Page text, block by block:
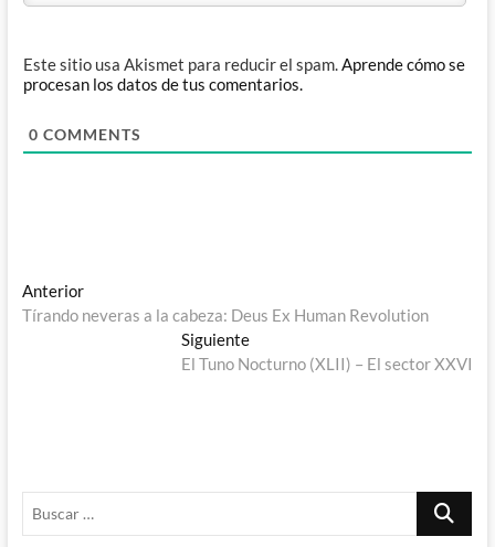
Este sitio usa Akismet para reducir el spam.Aprende cómo se
procesan los datos de tus comentarios.
0 COMMENTS
Navegación
de
AnteriorEntrada
anterior:
Tírando neveras a la cabeza: Deus Ex Human Revolution
SiguienteEntrada
siguiente:
El Tuno Nocturno (XLII) – El sector XXVI
Buscar